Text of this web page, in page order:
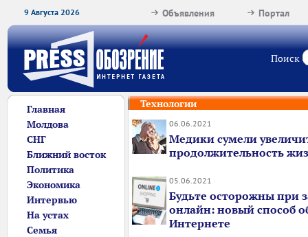
9 Августа 2026 Портал
Объявления
Поиск
Главная
Молдова
СНГ
Ближний восток
Политика
Экономика
Интервью
На устах
Семья
Технологии
06.06.2021
Медики сумели
продолжительность
05.06.2021
Будьте осторожны при
онлайн: новый способ
Интернете